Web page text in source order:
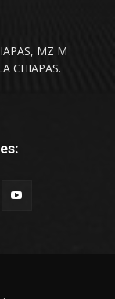
MZ M
CHIAPAS.